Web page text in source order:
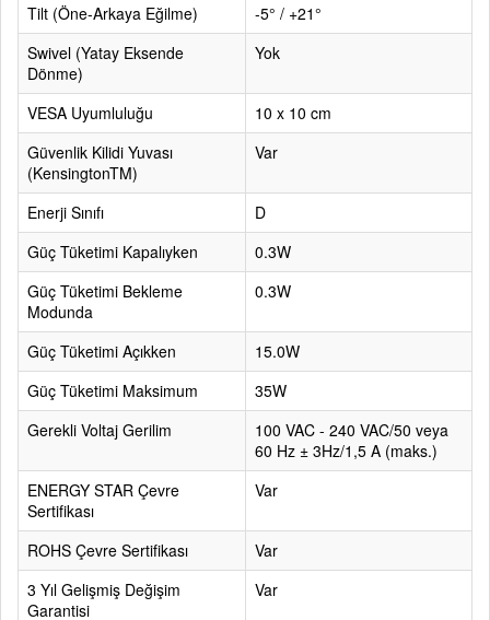
Tilt (Öne-Arkaya Eğilme)
-5° / +21°
Swivel (Yatay Eksende
Dönme)
Yok
VESA Uyumluluğu
10 x 10 cm
Güvenlik Kilidi Yuvası
(KensingtonTM)
Var
Enerji Sınıfı
D
Güç Tüketimi Kapalıyken
0.3W
Güç Tüketimi Bekleme
Modunda
0.3W
Güç Tüketimi Açıkken
15.0W
Güç Tüketimi Maksimum
35W
Gerekli Voltaj Gerilim
100 VAC - 240 VAC/50 veya
60 Hz ± 3Hz/1,5 A (maks.)
ENERGY STAR Çevre
Sertifikası
Var
ROHS Çevre Sertifikası
Var
3 Yıl Gelişmiş Değişim
Garantisi
Var